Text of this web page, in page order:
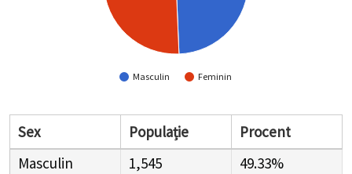
Masculin Feminin
Sex Populație
Procent
Masculin
1,545
49.33%